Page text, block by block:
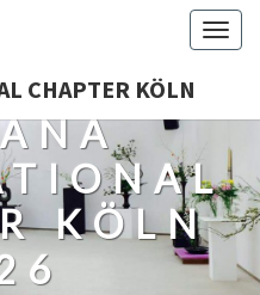
CHAPTER KÖLN
KÖLN